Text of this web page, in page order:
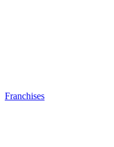
Franchises